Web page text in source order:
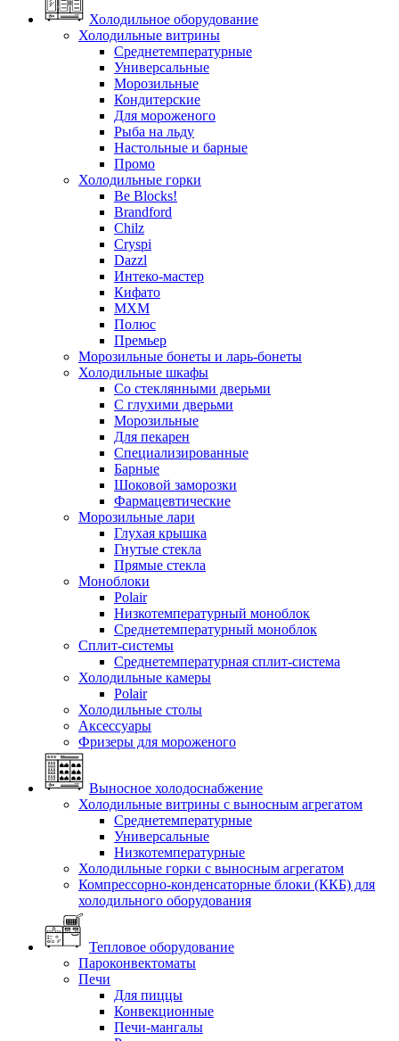
Холодильное оборудование
Холодильные витрины
Среднетемпературные
Универсальные
Морозильные
Кондитерские
Для мороженого
Рыба на льду
Настольные и барные
Промо
Холодильные горки
Be Blocks!
Brandford
Chilz
Cryspi
Dazzl
Интеко-мастер
Кифато
МХМ
Полюс
Премьер
Морозильные бонеты и ларь-бонеты
Холодильные шкафы
Со стеклянными дверьми
С глухими дверьми
Морозильные
Для пекарен
Специализированные
Барные
Шоковой заморозки
Фармацевтические
Морозильные лари
Глухая крышка
Гнутые стекла
Прямые стекла
Моноблоки
Polair
Низкотемпературный моноблок
Среднетемпературный моноблок
Сплит-системы
Среднетемпературная сплит-система
Холодильные камеры
Polair
Холодильные столы
Аксессуары
Фризеры для мороженого
Выносное холодоснабжение
Холодильные витрины с выносным агрегатом
Среднетемпературные
Универсальные
Низкотемпературные
Холодильные горки с выносным агрегатом
Компрессорно-конденсаторные блоки (ККБ) для
холодильного оборудования
Тепловое оборудование
Пароконвектоматы
Печи
Для пиццы
Конвекционные
Печи-мангалы